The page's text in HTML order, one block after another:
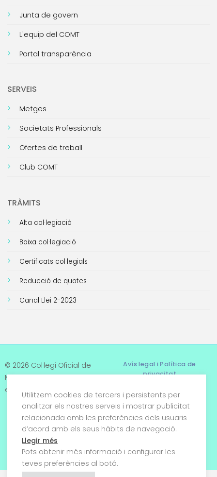
Junta de govern
L'equip del COMT
Portal transparència
SERVEIS
Metges
Societats Professionals
Ofertes de treball
Club COMT
TRÀMITS
Alta col·legiació
Baixa col·legiació
Certificats col·legials
Reducció de quotes
Canal Llei 2-2023
© 2026 Col·legi Oficial de
Metges de Tarragona. Tots
els drets reservats
Avís legal i Política de
privacitat
Termes i condicions
Política de cookies
Utilitzem cookies de tercers i persistents per
analitzar els nostres serveis i mostrar publicitat
relacionada amb les preferències dels usuaris
d’acord amb els seus hàbits de navegació.
Llegir més
Pots obtenir més informació i configurar les
teves preferències al botó.